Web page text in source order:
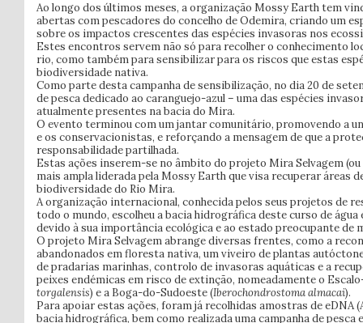
Ao longo dos últimos meses, a organização Mossy Earth tem
abertas com pescadores do concelho de Odemira, criando um
sobre os impactos crescentes das espécies invasoras nos
Estes encontros servem não só para recolher o conhecimento
rio, como também para sensibilizar para os riscos que estas
biodiversidade nativa.
Como parte desta campanha de sensibilização, no dia 20 de
de pesca dedicado ao caranguejo-azul – uma das espécies
atualmente presentes na bacia do Mira.
O evento terminou com um jantar comunitário, promovendo a
e os conservacionistas, e reforçando a mensagem de que a
responsabilidade partilhada.
Estas ações inserem-se no âmbito do projeto Mira Selvagem
mais ampla liderada pela Mossy Earth que visa recuperar áreas
biodiversidade do Rio Mira.
A organização internacional, conhecida pelos seus projetos de
todo o mundo, escolheu a bacia hidrográfica deste curso de
devido à sua importância ecológica e ao estado preocupante de
O projeto Mira Selvagem abrange diversas frentes, como a
abandonados em floresta nativa, um viveiro de plantas
de pradarias marinhas, controlo de invasoras aquáticas e a
peixes endémicas em risco de extinção, nomeadamente o
torgalensis) e a Boga-do-Sudoeste (Iberochondrostoma almacai).
Para apoiar estas ações, foram já recolhidas amostras de eDNA
bacia hidrográfica, bem como realizada uma campanha de